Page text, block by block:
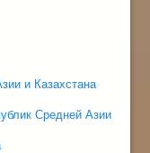
и Казахстана
Средней Азии